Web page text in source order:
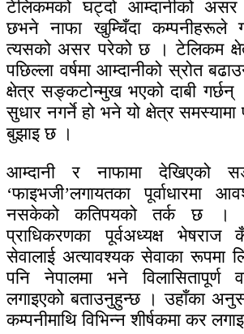
टेलिकमको घट्दो आम्दानीको असर
छभने नाफा खुम्चिँदा कम्पनीहरूले
त्यसको असर परेको छ । टेलिकम
पछिल्ला वर्षमा आम्दानीको स्रोत
क्षेत्र सङ्कटोन्मुख भएको दाबी गर्छन्
सुधार नगर्ने हो भने यो क्षेत्र
बुझाइ छ ।
आम्दानी र नाफामा देखिएको
‘फाइभजी’लगायतका पूर्वाधारमा
नसकेको कतिपयको तर्क छ ।
प्राधिकरणका पूर्वअध्यक्ष
सेवालाई अत्यावश्यक सेवाका रूपमा
पनि नेपालमा भने
लगाइएको बताउनुहुन्छ । उहाँका
कम्पनीमाथि विभिन्न शीर्षकमा कर